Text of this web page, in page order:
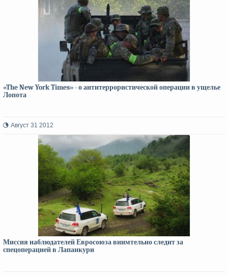
«The New York Times» - о антитеррористической операции в ущелье
Лопота
Август 31 2012
Миссия наблюдателей Евросоюза внимтельно следит за
спецоперацией в Лапанкури